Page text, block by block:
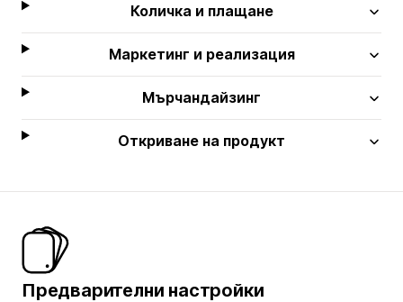
Количка и плащане
Маркетинг и реализация
Мърчандайзинг
Откриване на продукт
Предварителни настройки